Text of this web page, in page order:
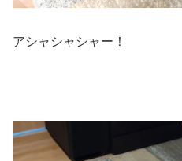
アシャシャシャー！